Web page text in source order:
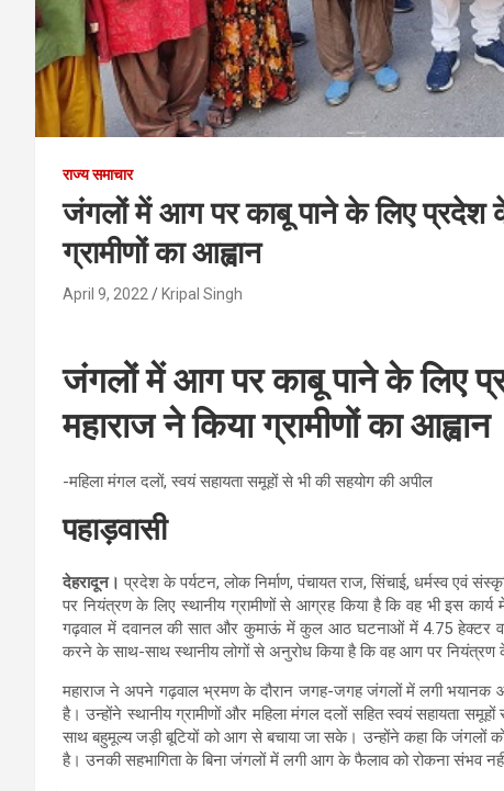
राज्य समाचार
जंगलों में आग पर काबू पाने के लिए प्रदेश
ग्रामीणों का आह्वान
April 9, 2022 Kripal Singh
जंगलों में आग पर काबू पाने के लिए
महाराज ने किया ग्रामीणों का आह्वान
-महिला मंगल दलों, स्वयं सहायता समूहों से भी की सहयोग की अपील
पहाड़वासी
देहरादून। प्रदेश के पर्यटन, लोक निर्माण, पंचायत राज, सिंचाई, धर्मस्व एवं
पर नियंत्रण के लिए स्थानीय ग्रामीणों से आग्रह किया है कि वह भी इस
गढ़वाल में दवानल की सात और कुमाऊं में कुल आठ घटनाओं में 4.75 हेक्टर वन
करने के साथ-साथ स्थानीय लोगों से अनुरोध किया है कि वह आग पर
महाराज ने अपने गढ़वाल भ्रमण के दौरान जगह-जगह जंगलों में लगी भयानक
है। उन्होंने स्थानीय ग्रामीणों और महिला मंगल दलों सहित स्वयं सहायता
साथ बहुमूल्य जड़ी बूटियों को आग से बचाया जा सके। उन्होंने कहा कि जंगलों
है। उनकी सहभागिता के बिना जंगलों में लगी आग के फैलाव को रोकना संभव